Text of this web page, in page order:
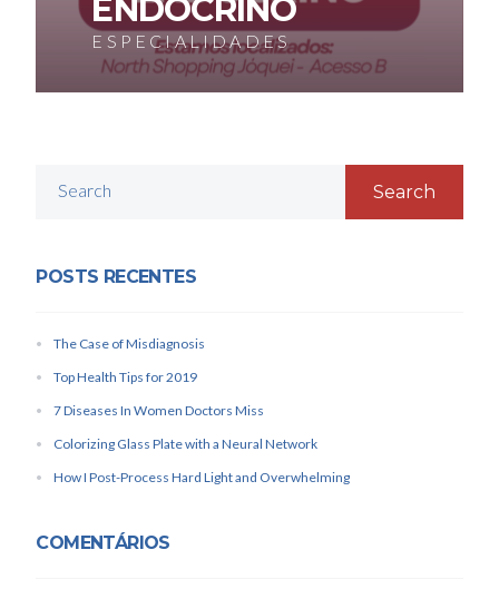
ENDOCRINO
ESPECIALIDADES
Search
POSTS RECENTES
The Case of Misdiagnosis
Top Health Tips for 2019
7 Diseases In Women Doctors Miss
Colorizing Glass Plate with a Neural Network
How I Post-Process Hard Light and Overwhelming
COMENTÁRIOS